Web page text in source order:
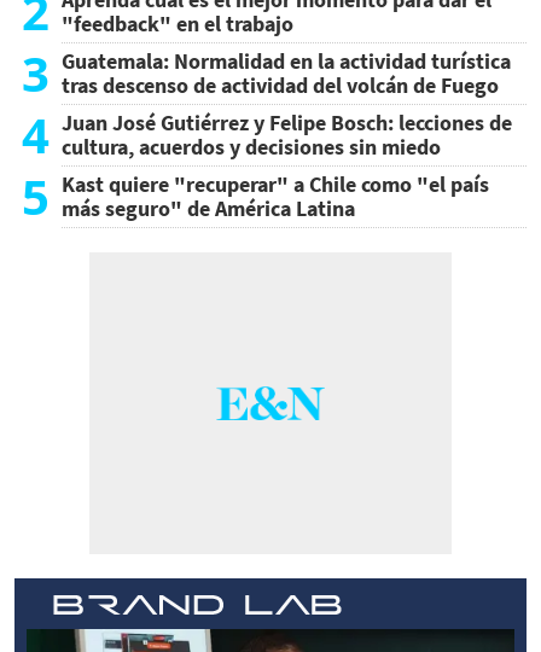
"feedback" en el trabajo
3 Guatemala: Normalidad en la actividad turística
tras descenso de actividad del volcán de Fuego
4 Juan José Gutiérrez y Felipe Bosch: lecciones de
cultura, acuerdos y decisiones sin miedo
5 Kast quiere "recuperar" a Chile como "el país
más seguro" de América Latina